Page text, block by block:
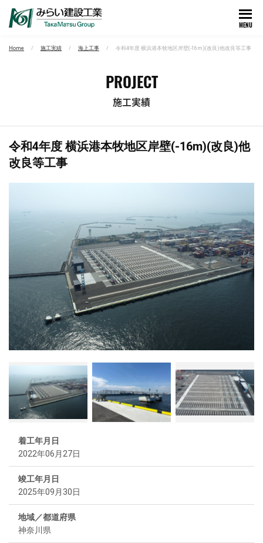
MENU
Home 施工実績 海上工事 令和4年度 横浜港本牧地区岸壁(-16m)(改良)他改良等工事
PROJECT
施工実績
令和4年度 横浜港本牧地区岸壁(-16m)(改良)他
改良等工事
着工年月日
2022年06月27日
竣工年月日
2025年09月30日
地域／都道府県
神奈川県